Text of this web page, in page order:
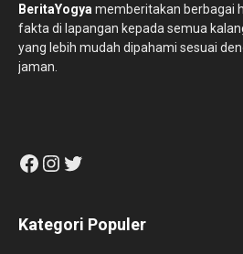
BeritaYogya memberitakan berbagai
fakta di lapangan kepada semua
yang lebih mudah dipahami sesuai
jaman.
Facebook
Instagram
Twitter
Kategori Populer